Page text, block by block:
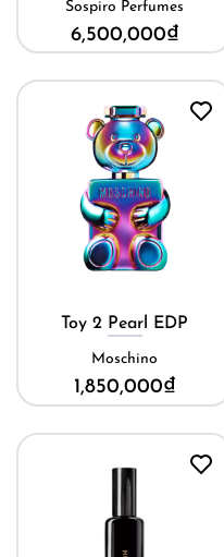
Sospiro Perfumes
6,500,000₫
Toy 2 Pearl EDP
Moschino
1,850,000₫